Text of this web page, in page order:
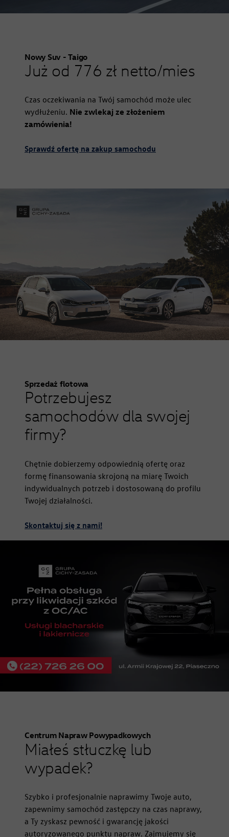
Facebook Instagram
Nowy Suv - Taigo
Już od 776 zł netto/mies
Czas oczekiwania na Twój samochód może ulec
wydłużeniu. Nie zwlekaj ze złożeniem
zamówienia!
Sprawdź ofertę na zakup samochodu
Sprzedaż flotowa
Potrzebujesz
samochodów dla swojej
firmy?
Chętnie dobierzemy odpowiednią ofertę oraz
formę finansowania skrojoną na miarę Twoich
indywidualnych potrzeb i dostosowaną do profilu
Twojej działalności.
Skontaktuj się z nami!
Centrum Napraw Powypadkowych
Miałeś stłuczkę lub
wypadek?
Szybko i profesjonalnie naprawimy Twoje auto,
zapewnimy samochód zastępczy na czas naprawy,
a Ty zyskasz pewność i gwarancję jakości
autoryzowanego punktu napraw. Zajmujemy się